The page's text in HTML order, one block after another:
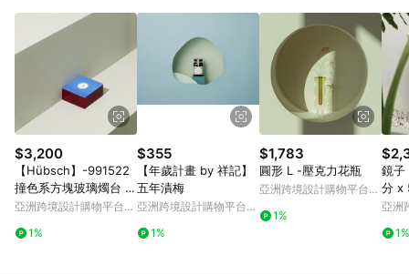
$3,200
【Hübsch】-991522
撞色系方塊玻璃燭台 擺
飾 紙鎮
亞洲跨境設計購物平台
1%
$355
【年歲計畫 by 祥記】
五年漬梅
亞洲跨境設計購物平台
1%
$1,783
圓形 L -壓克力花瓶
亞洲跨境設計購物平台
1%
鏡
分 x
亞洲
1%